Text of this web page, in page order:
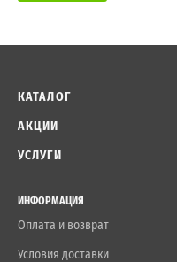
КАТАЛОГ
АКЦИИ
УСЛУГИ
ИНФОРМАЦИЯ
Оплата и возврат
Условия доставки